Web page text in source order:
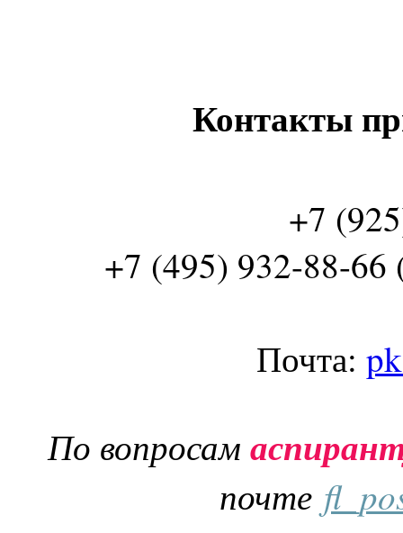
Контакты
+7
+7 (495) 932-88-66
Почта:
По вопросам
почте